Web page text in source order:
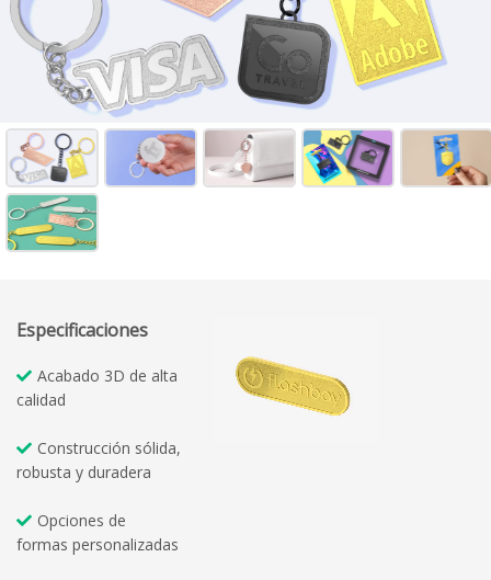
Especificaciones
Acabado 3D de alta
calidad
Construcción sólida,
robusta y duradera
Opciones de
formas personalizadas